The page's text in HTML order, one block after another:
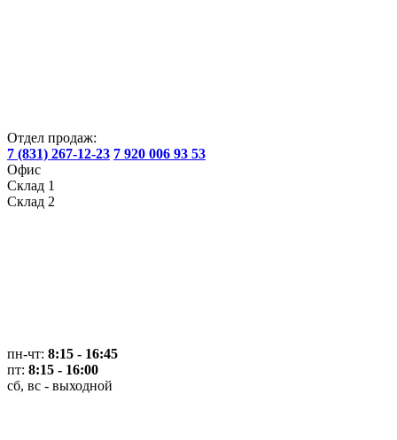
Отдел продаж:
7 (831) 267-12-23 7 920 006 93 53
Офис
Склад 1
Склад 2
пн-чт: 8:15 - 16:45
пт: 8:15 - 16:00
сб, вс - выходной